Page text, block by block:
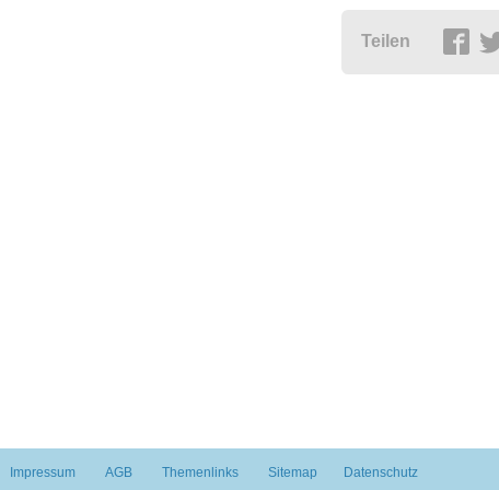
Teilen
Impressum AGB Themenlinks Sitemap Datenschutz